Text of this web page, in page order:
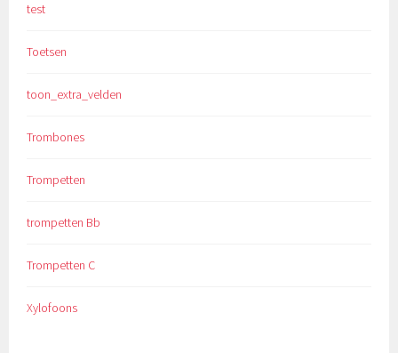
test
Toetsen
toon_extra_velden
Trombones
Trompetten
trompetten Bb
Trompetten C
Xylofoons